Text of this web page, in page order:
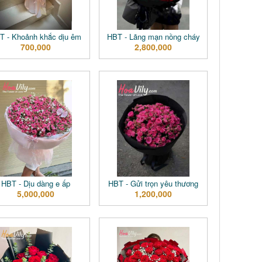
- Khoảnh khắc dịu êm
700,000
HBT - Lãng mạn nồng cháy
2,800,000
HBT - Dịu dàng e ấp
5,000,000
HBT - Gửi trọn yêu thương
1,200,000